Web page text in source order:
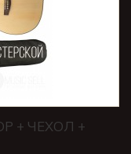
+ ЧЕХОЛ +